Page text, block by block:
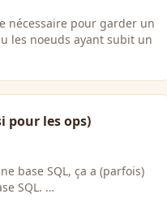
nécessaire pour garder un
les noeuds ayant subit un
pour les ops)
base SQL, ça a (parfois)
SQL. …